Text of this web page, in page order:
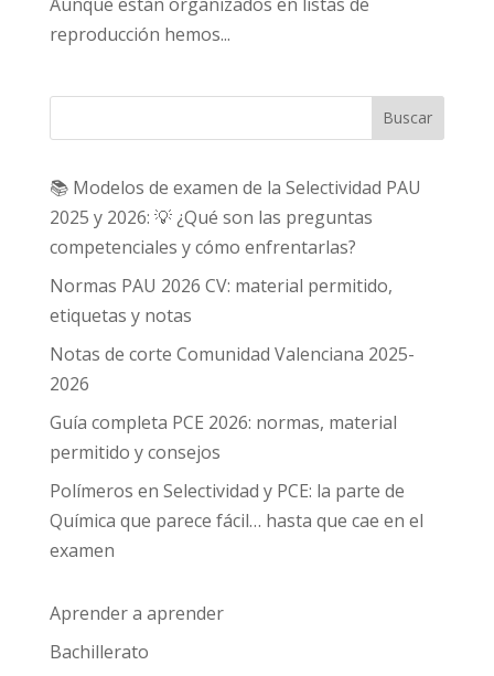
reproducción hemos...
Buscar
📚 Modelos de examen de la Selectividad PAU
2025 y 2026: 💡 ¿Qué son las preguntas
competenciales y cómo enfrentarlas?
Normas PAU 2026 CV: material permitido,
etiquetas y notas
Notas de corte Comunidad Valenciana 2025-
2026
Guía completa PCE 2026: normas, material
permitido y consejos
Polímeros en Selectividad y PCE: la parte de
Química que parece fácil… hasta que cae en el
examen
Aprender a aprender
Bachillerato